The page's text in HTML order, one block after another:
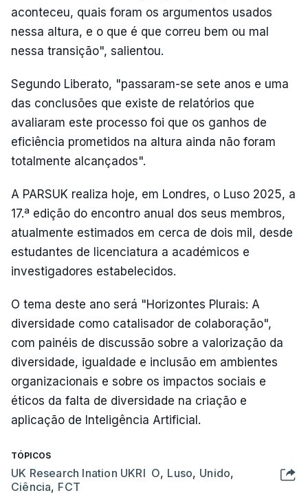
aconteceu, quais foram os argumentos usados
nessa altura, e o que é que correu bem ou mal
nessa transição", salientou.
Segundo Liberato, "passaram-se sete anos e uma
das conclusões que existe de relatórios que
avaliaram este processo foi que os ganhos de
eficiência prometidos na altura ainda não foram
totalmente alcançados".
A PARSUK realiza hoje, em Londres, o Luso 2025, a
17.ª edição do encontro anual dos seus membros,
atualmente estimados em cerca de dois mil, desde
estudantes de licenciatura a académicos e
investigadores estabelecidos.
O tema deste ano será "Horizontes Plurais: A
diversidade como catalisador de colaboração",
com painéis de discussão sobre a valorização da
diversidade, igualdade e inclusão em ambientes
organizacionais e sobre os impactos sociais e
éticos da falta de diversidade na criação e
aplicação de Inteligência Artificial.
TÓPICOS
UK Research Ination UKRI O, Luso, Unido,
Ciência, FCT